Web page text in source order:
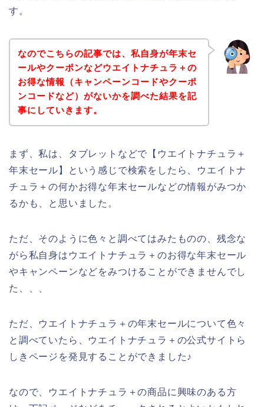
す。
なのでこちらの記事では、私自身が年末セ
ールやクーポンなどウエイトナチュラ＋の
お得な情報（キャンペーンコードやクーポ
ンコードなど）がないかを調べた結果を記
事にしていきます。
まず、私は、タブレットなどで【ウエイトナチュラ＋
年末セール】という感じで検索をしたら、ウエイトナ
チュラ＋の何かお得な年末セールなどの情報がみつか
るかも、と思いました。
ただ、そのように色々と調べてはみたものの、残念な
がら私自身はウエイトナチュラ＋のお得な年末セール
やキャンペーンなどをみつけることができませんでし
た、、、
ただ、ウエイトナチュラ＋の年末セールについて色々
と調べていたら、ウエイトナチュラ＋の公式サイトら
しきページを発見することができました♪
なので、ウエイトナチュラ＋の商品に興味のある方